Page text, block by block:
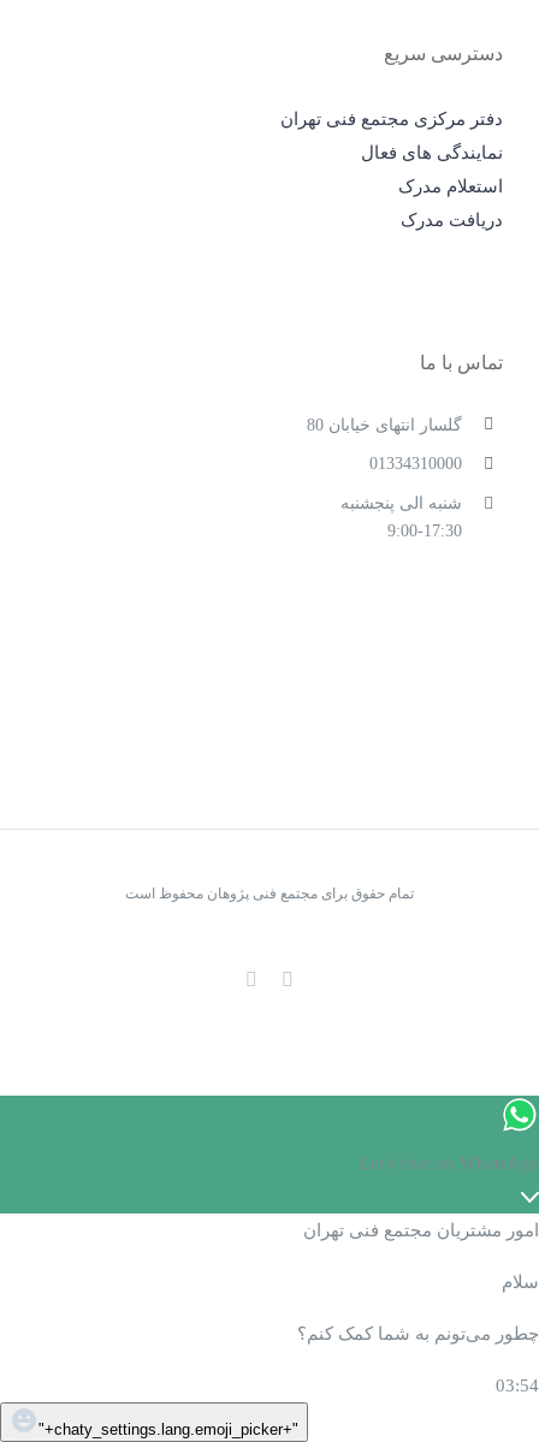
دسترسی سریع
دفتر مرکزی مجتمع فنی تهران
نمایندگی های فعال
استعلام مدرک
دریافت مدرک
تماس با ما
گلسار انتهای خیابان 80
01334310000
شنبه الی پنجشنبه
9:00-17:30
تمام حقوق برای مجتمع فنی پژوهان محفوظ است
Instagram
Let's chat on WhatsApp
امور مشتریان مجتمع فنی تهران
سلام
چطور می‌تونم به شما کمک کنم؟
03:54
"+chaty_settings.lang.emoji_picker+"